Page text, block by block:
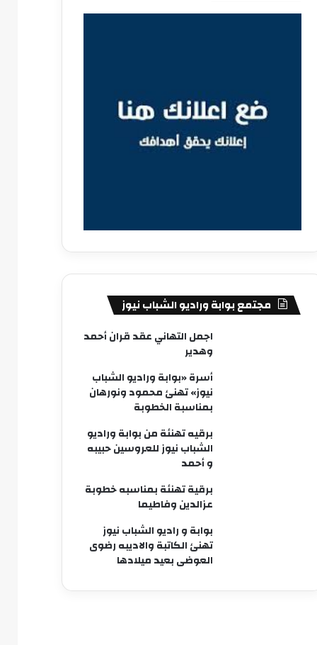
مجتمع بوابة وراديو الشباب نيوز
اجمل التهاني عقد قران أحمد
وهدير
أسرة «بوابة وراديو الشباب
نيوز» تهنئ محمود ونورهان
بمناسبة الخطوبة
برقيه تهنئة من بوابة وراديو
الشباب نيوز للعروسين حبيبه
و أحمد
برقية تهنئة بمناسبه خطوبة
عزالدين وفاطيما
بوابة و راديو الشباب نيوز
تهنئ الكاتبة والاديبه رضوى
العوضى بعيد ميلادها